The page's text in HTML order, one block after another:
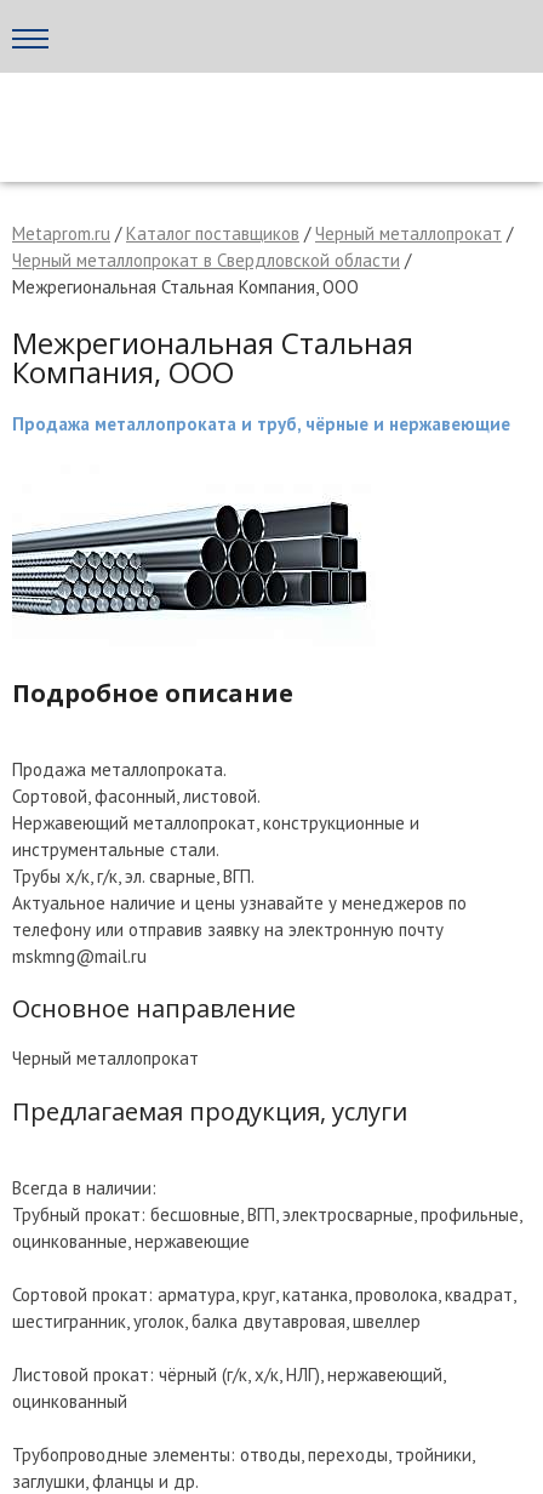
МЕТАПРОМ - российский торгово-промышленный портал
Написать поставщику
Metaprom.ru /Каталог поставщиков /Черный металлопрокат /
Черный металлопрокат в Свердловской области /
Межрегиональная Стальная Компания, ООО
Межрегиональная Стальная
Компания, ООО
Продажа металлопроката и труб, чёрные и нержавеющие
Подробное описание
Продажа металлопроката.
Сортовой, фасонный, листовой.
Нержавеющий металлопрокат, конструкционные и
инструментальные стали.
Трубы х/к, г/к, эл. сварные, ВГП.
Актуальное наличие и цены узнавайте у менеджеров по
телефону или отправив заявку на электронную почту
mskmng@mail.ru
Основное направление
Черный металлопрокат
Предлагаемая продукция, услуги
Всегда в наличии:
Трубный прокат: бесшовные, ВГП, электросварные, профильные,
оцинкованные, нержавеющие
Сортовой прокат: арматура, круг, катанка, проволока, квадрат,
шестигранник, уголок, балка двутавровая, швеллер
Листовой прокат: чёрный (г/к, х/к, НЛГ), нержавеющий,
оцинкованный
Трубопроводные элементы: отводы, переходы, тройники,
заглушки, фланцы и др.